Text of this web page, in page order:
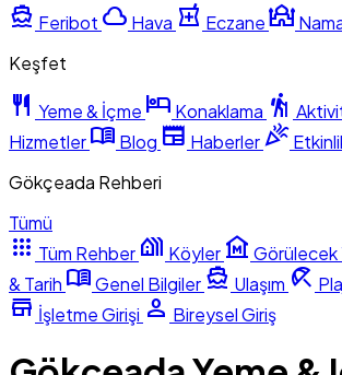
directions_boat Feribot cloud Hava local_pharmacy Eczanemosque
Keşfet
restaurant Yeme & İçme hotel Konaklama hiking
Hizmetlermenu_book Blog newspaper Haberler celebration
Gökçeada Rehberi
Tümü
apps Tüm Rehber holiday_village Köyler museum Görülecek
& Tarih menu_bookGenel Bilgiler directions_boat Ulaşım beach_access
store İşletme Girişi person Bireysel Giriş